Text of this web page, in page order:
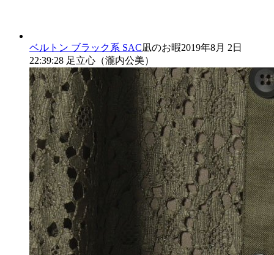
ベルトン ブラック系 SAC凪のお暇2019年8月 2日
22:39:28 足立心（瀧内公美）